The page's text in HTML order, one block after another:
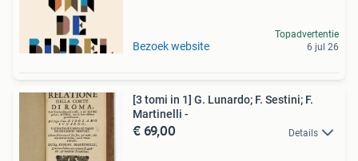
Bezoek website
Topadvertentie
6 jul 26
[3 tomi in 1] G. Lunardo; F. Sestini; F.
Martinelli -
€ 69,00 Details